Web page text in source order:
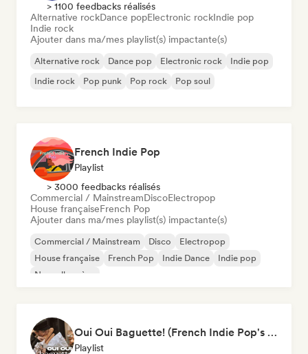
> 1100 feedbacks réalisés
Alternative rockDance popElectronic rockIndie pop
Indie rock
Ajouter dans ma/mes playlist(s) impactante(s)
Alternative rock Dance pop Electronic rock
Indie pop
Indie rock
Pop punk Pop rock Pop soul
French Indie Pop
Playlist
> 3000 feedbacks réalisés
Commercial / MainstreamDiscoElectropop
House françaiseFrench Pop
Ajouter dans ma/mes playlist(s) impactante(s)
Commercial / Mainstream Disco
Electropop
House française
French Pop Indie Dance
Indie pop
Nouvelle scène
Oui Oui Baguette! (French Indie Pop's Finest)
Playlist